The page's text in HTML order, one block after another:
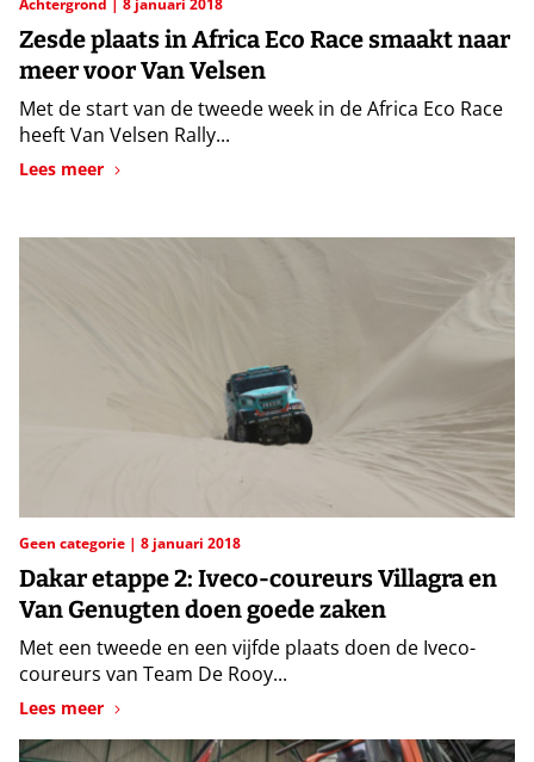
Achtergrond 8 januari 2018
Zesde plaats in Africa Eco Race smaakt naar
meer voor Van Velsen
Met de start van de tweede week in de Africa Eco Race
heeft Van Velsen Rally...
Lees meer
Geen categorie 8 januari 2018
Dakar etappe 2: Iveco-coureurs Villagra en
Van Genugten doen goede zaken
Met een tweede en een vijfde plaats doen de Iveco-
coureurs van Team De Rooy...
Lees meer